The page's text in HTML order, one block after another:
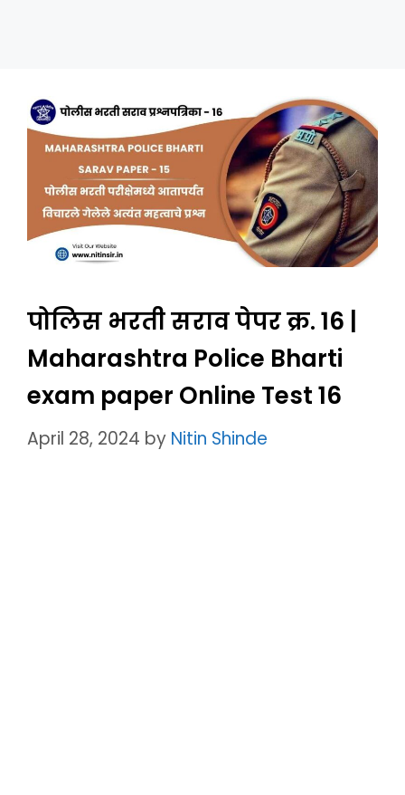
पोलिस भरती सराव पेपर क्र. 16 |
Maharashtra Police Bharti
exam paper Online Test 16
April 28, 2024 by Nitin Shinde